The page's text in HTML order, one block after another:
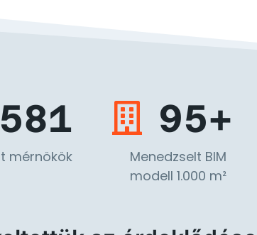
581
mérnökök
95+
Menedzselt BIM
modell 1.000 m²